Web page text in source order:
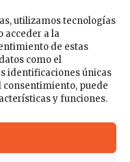
utilizamos tecnologías
acceder a la
de estas
como el
identificaciones únicas
consentimiento, puede
y funciones.
deportes,
de todo lo que
Política de Privacidad